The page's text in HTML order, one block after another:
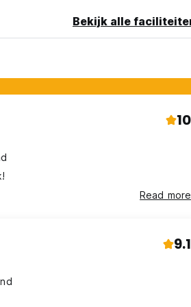
verblijf, hoewel we altijd ons best
Bekijk alle
10
Read more
9.1